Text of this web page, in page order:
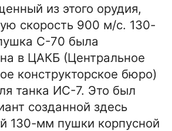
из этого орудия,
скорость 900 м/с. 130-
С-70 была
в ЦАКБ (Центральное
конструкторское бюро)
танка ИС-7. Это был
созданной здесь
130-мм пушки корпусной